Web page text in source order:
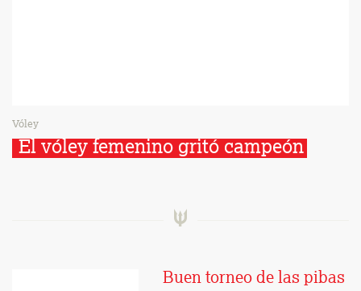
Vóley
El vóley femenino gritó campeón
Buen torneo de las pibas